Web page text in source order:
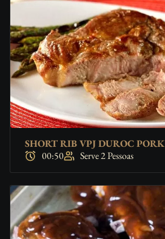
SHORT RIB VPJ DUROC PORK
00:50
Serve 2 Pessoas